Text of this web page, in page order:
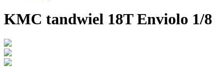
KMC tandwiel 18T Enviolo 1/8